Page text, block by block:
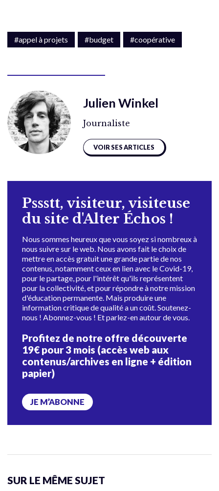
#appel à projets #budget #coopérative
Julien Winkel
Journaliste
VOIR SES ARTICLES
Pssstt, visiteur, visiteuse
du site d'Alter Échos !
Nous sommes heureux que vous soyez si nombreux à
nous suivre sur le web. Nous avons fait le choix de
mettre en accès gratuit une grande partie de nos
contenus, notamment ceux en lien avec le Covid-19,
pour le partage, pour l'intérêt qu'ils représentent
pour la collectivité, et pour répondre à notre mission
d'éducation permanente. Mais produire une
information critique de qualité a un coût. Soutenez-
nous ! Abonnez-vous ! Et parlez-en autour de vous.
Profitez de notre offre découverte
19€ pour 3 mois (accès web aux
contenus/archives en ligne + édition
papier)
JE M’ABONNE
SUR LE MÊME SUJET